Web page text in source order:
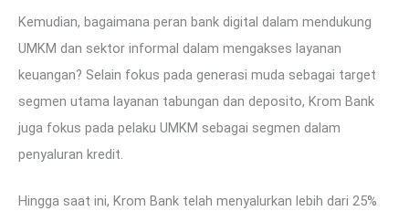
Kemudian, bagaimana peran bank digital dalam mendukung
UMKM dan sektor informal dalam mengakses layanan
keuangan? Selain fokus pada generasi muda sebagai target
segmen utama layanan tabungan dan deposito, Krom Bank
juga fokus pada pelaku UMKM sebagai segmen dalam
penyaluran kredit.
Hingga saat ini, Krom Bank telah menyalurkan lebih dari 25%